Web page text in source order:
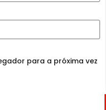
para a próxima vez